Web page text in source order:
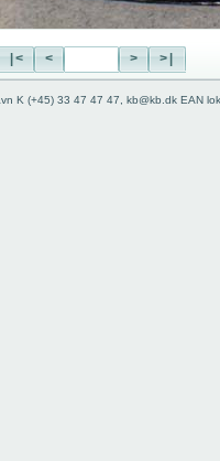
|< < > >|
K (+45) 33 47 47 47, kb@kb.dk EAN